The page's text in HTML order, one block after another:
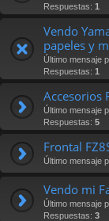
Respuestas: 1
Vendo
papeles y
Último mensaje
Respuestas: 1
Accesorios
Último mensaje
Respuestas: 5
Frontal
Último mensaje
Vendo mi
Último mensaje
Respuestas: 3